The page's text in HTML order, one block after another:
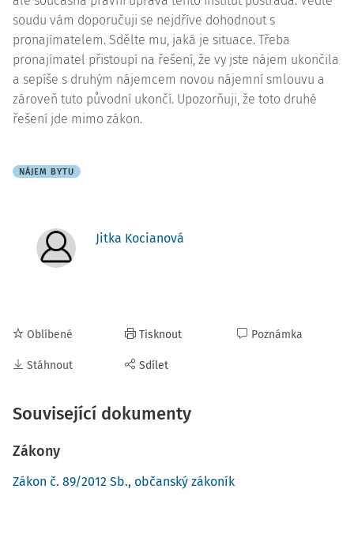
soudu vám doporučuji se nejdříve dohodnout s
pronajímatelem. Sdělte mu, jaká je situace. Třeba
pronajímatel přistoupí na řešení, že vy jste nájem ukončila
a sepíše s druhým nájemcem novou nájemní smlouvu a
zároveň tuto původní ukončí. Upozorňuji, že toto druhé
řešení jde mimo zákon.
NÁJEM BYTU
Jitka Kocianová
Oblíbené
Stáhnout
Tisknout
Sdílet
Poznámka
Související dokumenty
Zákony
Zákon č. 89/2012 Sb., občanský zákoník